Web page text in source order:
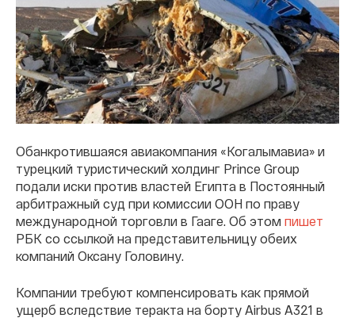
Обанкротившаяся авиакомпания «Когалымавиа» и
турецкий туристический холдинг Prince Group
подали иски против властей Египта в Постоянный
арбитражный суд при комиссии ООН по праву
международной торговли в Гааге. Об этом пишет
РБК со ссылкой на представительницу обеих
компаний Оксану Головину.
Компании требуют компенсировать как прямой
ущерб вследствие теракта на борту Airbus А321 в